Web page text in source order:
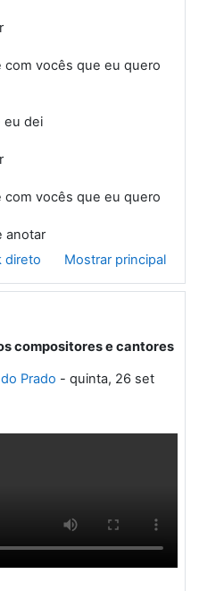
com vocês que eu quero
eu dei
com vocês que eu quero
anotar
direto
Mostrar principal
compositores e cantores
Prado - quinta, 26 set